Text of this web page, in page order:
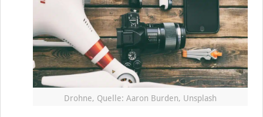
Drohne, Quelle: Aaron Burden, Unsplash